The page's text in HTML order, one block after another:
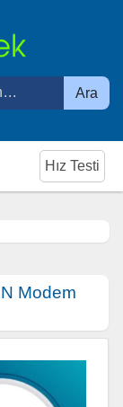
Ara
Hız Testi
Modem